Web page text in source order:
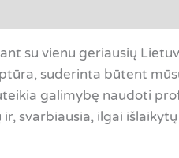
su vienu geriausių
suderinta būtent
galimybę naudoti
svarbiausia, ilgai